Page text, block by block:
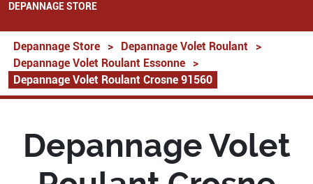
DEPANNAGE STORE
Depannage Store > Depannage Volet Roulant
>
Depannage Volet Roulant Essonne
>
Depannage Volet Roulant Crosne 91560
Depannage Volet